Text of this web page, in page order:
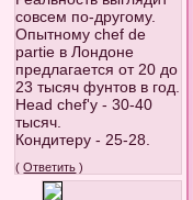
совсем по-другому.
Опытному chef de
partie в Лондоне
предлагается от 20 до
23 тысяч фунтов в год.
Head chef'у - 30-40
тысяч.
Кондитеру - 25-28.
(Ответить )